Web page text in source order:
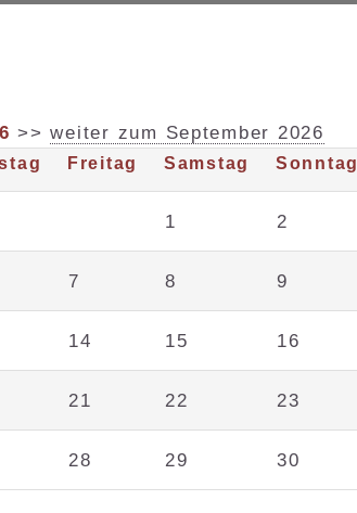
>>weiter zum September 2026
Freitag Samstag Sonntag
1 2
7 8 9
14 15 16
21 22 23
28 29 30